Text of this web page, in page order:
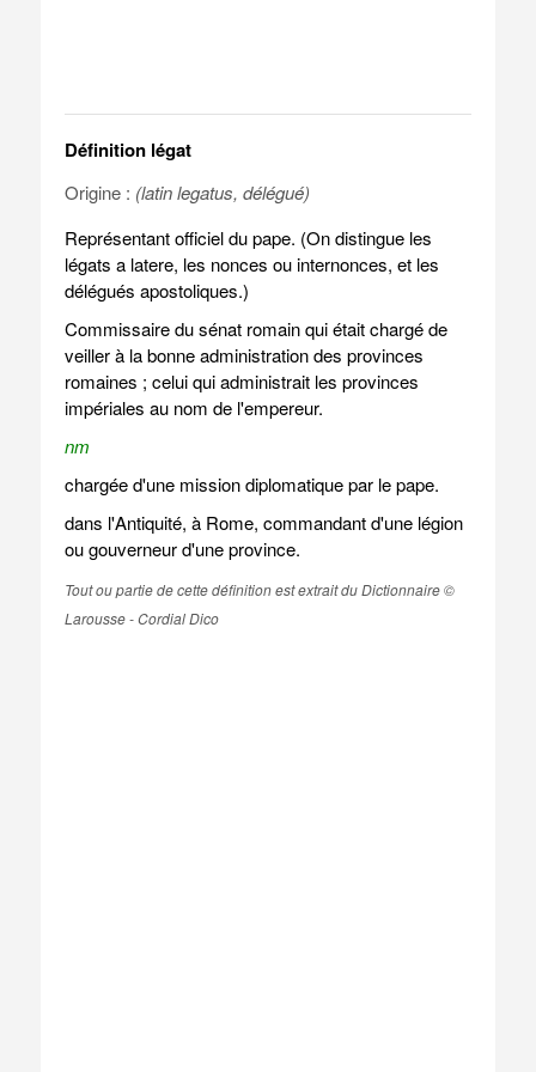
Définition légat
Origine : (latin legatus, délégué)
Représentant officiel du pape. (On distingue les
légats a latere, les nonces ou internonces, et les
délégués apostoliques.)
Commissaire du sénat romain qui était chargé de
veiller à la bonne administration des provinces
romaines ; celui qui administrait les provinces
impériales au nom de l'empereur.
nm
chargée d'une mission diplomatique par le pape.
dans l'Antiquité, à Rome, commandant d'une légion
ou gouverneur d'une province.
Tout ou partie de cette définition est extrait du Dictionnaire ©
Larousse - Cordial Dico